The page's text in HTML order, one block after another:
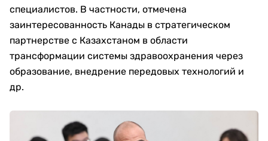
специалистов. В частности, отмечена
заинтересованность Канады в стратегическом
партнерстве с Казахстаном в области
трансформации системы здравоохранения через
образование, внедрение передовых технологий и
др.